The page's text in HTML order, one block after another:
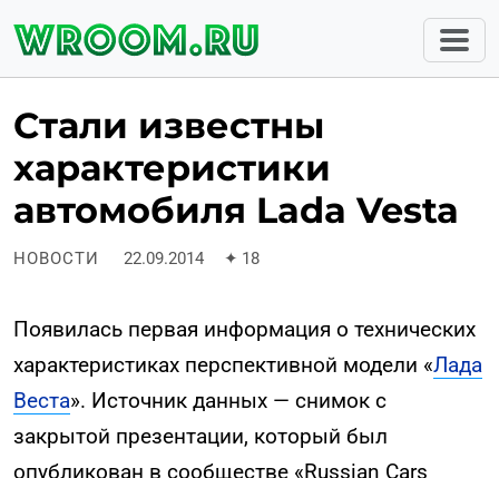
Стали известны
характеристики
автомобиля Lada Vesta
НОВОСТИ 22.09.2014 ✦ 18
Появилась первая информация о технических
характеристиках перспективной модели «Лада
Веста». Источник данных — снимок с
закрытой презентации, который был
опубликован в сообществе «Russian Cars